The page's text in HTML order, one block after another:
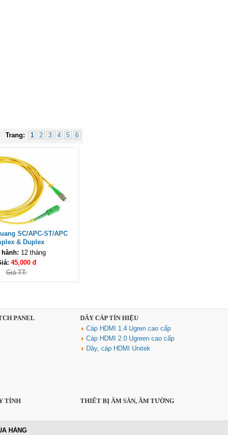
Trang: 1 2 3 4 5 6
SC/APC-ST/APC
& Duplex
hành: 12 tháng
45,000 đ
Giá TT:
Hộp ổ cắm điện âm bàn cao cấp
sinoamigo SMT-3 mở lắp tự
động
Giá: 5,000,000 VNĐ
PANEL
DÂY CÁP TÍN HIỆU
Cáp HDMI 1.4 Ugren cao cấp
Cáp HDMI 2.0 Ugreen cao cấp
Dây, cáp HDMI Unitek
TÍNH THIẾT BỊ ÂM SÀN, ÂM TƯỜNG
HÀNG